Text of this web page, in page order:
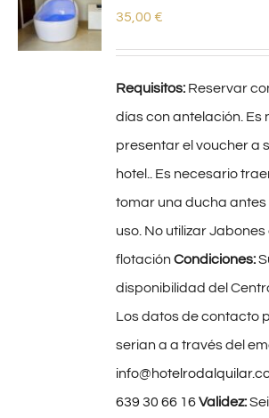
35,00 €
Requisitos: Reservar
días con antelación. Es
presentar el voucher a
hotel.. Es necesario
tomar una ducha antes
uso. No utilizar
flotaciónCondiciones:
disponibilidad del
Los datos de contacto
serian a a través del
639 30 66 16Validez: